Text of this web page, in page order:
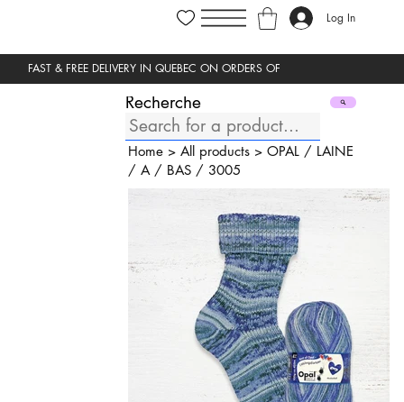
Log In
Recherche
Home> All products> OPAL / LAINE
/ A / BAS / 3005